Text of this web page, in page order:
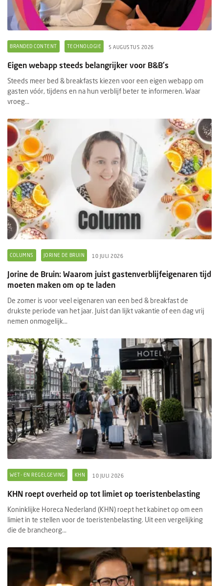
BRANDED CONTENT TECHNOLOGIE 5 AUGUSTUS 2026
Eigen webapp steeds belangrijker voor B&B's
Steeds meer bed & breakfasts kiezen voor een eigen webapp om
gasten vóór, tijdens en na hun verblijf beter te informeren. Waar
vroeg...
COLUMNS JORINE DE BRUIN 10 JULI 2026
Jorine de Bruin: Waarom juist gastenverblijfeigenaren tijd
moeten maken om op te laden
De zomer is voor veel eigenaren van een bed & breakfast de
drukste periode van het jaar. Juist dan lijkt vakantie of een dag vrij
nemen onmogelijk...
WET- EN REGELGEVING KHN 10 JULI 2026
KHN roept overheid op tot limiet op toeristenbelasting
Koninklijke Horeca Nederland (KHN) roept het kabinet op om een
limiet in te stellen voor de toeristenbelasting. Uit een vergelijking
die de brancheorg...